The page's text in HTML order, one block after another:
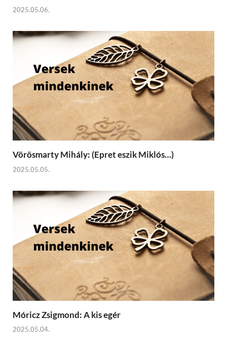
2025.05.06.
Vörösmarty Mihály: (Epret eszik Miklós…)
2025.05.05.
Móricz Zsigmond: A kis egér
2025.05.04.